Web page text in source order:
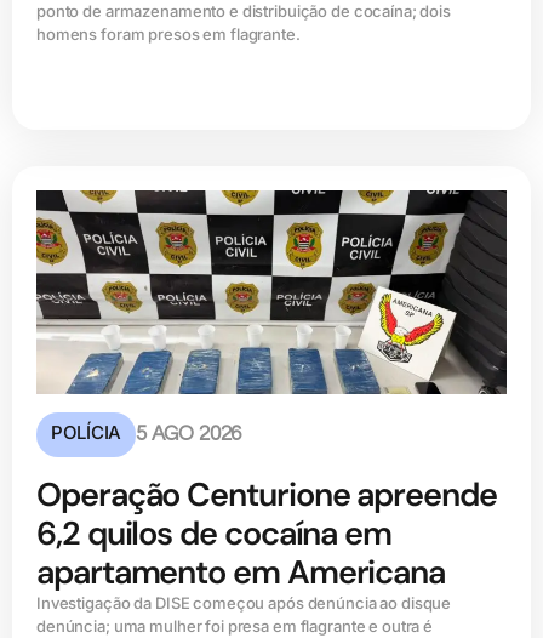
ponto de armazenamento e distribuição de cocaína; dois
homens foram presos em flagrante.
POLÍCIA 5 AGO 2026
Operação Centurione apreende
6,2 quilos de cocaína em
apartamento em Americana
Investigação da DISE começou após denúncia ao disque
denúncia; uma mulher foi presa em flagrante e outra é